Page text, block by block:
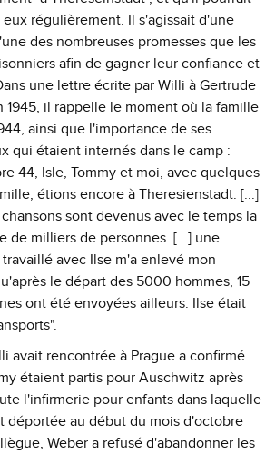
régulièrement. Il s'agissait d'une
des nombreuses promesses que les
afin de gagner leur confiance et
une lettre écrite par Willi à Gertrude
1945, il rappelle le moment où la famille
ainsi que l'importance de ses
qui étaient internés dans le camp :
44, Isle, Tommy et moi, avec quelques
étions encore à Theresienstadt. [...]
sont devenus avec le temps la
de milliers de personnes. [...] une
avec Ilse m'a enlevé mon
le départ des 5000 hommes, 15
ont été envoyées ailleurs. Ilse était
avait rencontrée à Prague a confirmé
étaient partis pour Auschwitz après
l'infirmerie pour enfants dans laquelle
déportée au début du mois d'octobre
Weber a refusé d'abandonner les